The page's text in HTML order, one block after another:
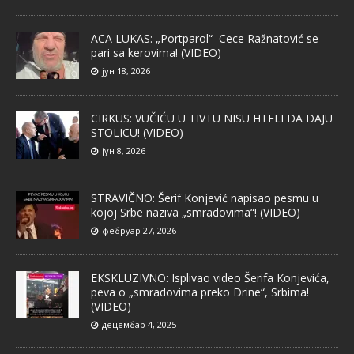
ACA LUKAS: „Portparol“ Cece Ražnatović se
pari sa kerovima! (VIDEO)
јун 18, 2026
CIRKUS: VUČIĆU U TIVTU NISU HTELI DA DAJU
STOLICU! (VIDEO)
јун 8, 2026
STRAVIČNO: Šerif Konjević napisao pesmu u
kojoj Srbe naziva „smradovima“! (VIDEO)
фебруар 27, 2026
EKSKLUZIVNO: Isplivao video Šerifa Konjevića,
peva o „smradovima preko Drine“, Srbima!
(VIDEO)
децембар 4, 2025